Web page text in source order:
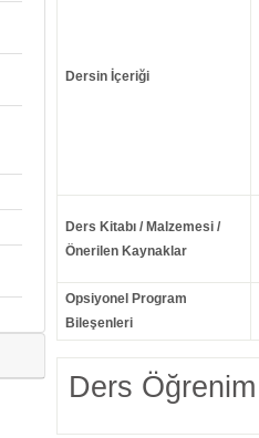
Dersin İçeriği
Ders Kitabı / Malzemesi /
Önerilen Kaynaklar
Opsiyonel Program
Bileşenleri
Ders Öğrenim